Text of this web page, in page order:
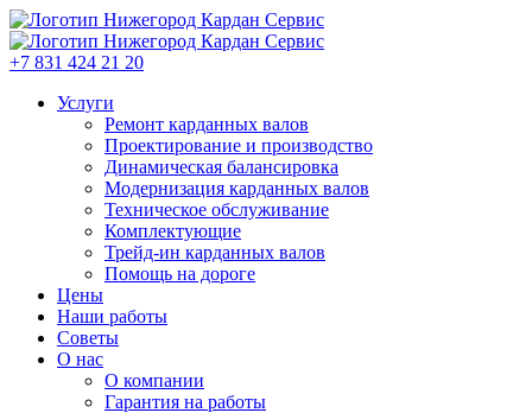
+7 831 424 21 20
Услуги
Ремонт карданных валов
Проектирование и производство
Динамическая балансировка
Модернизация карданных валов
Техническое обслуживание
Комплектующие
Трейд-ин карданных валов
Помощь на дороге
Цены
Наши работы
Советы
О нас
О компании
Гарантия на работы